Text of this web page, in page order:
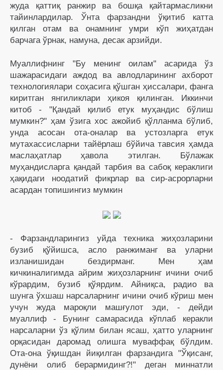
жуда қаттиқ ранжир ва бошқа қайтармасликни
тайинлардилар. Ўнта фарзандни ўқитиб катта
қилган отам ва онамнинг умри кўп жиҳатдан
барчага ўрнак, намуна, десак арзийди.
Муаллифнинг "Бу менинг оилам" асарида ўз
шажарасидаги аждод ва авлодларининг ахборот
технологиялари соҳасига қўшган ҳиссалари, фанга
киритган янгиликлари ҳикоя қилинган. Иккинчи
китоб - "Қандай қилиб етук муҳандис бўлиш
мумкин?" ҳам ўзига хос ажойиб қўлланма бўлиб,
унда асосан ота-оналар ва устозларга етук
мутахассисларни тайёрлаш бўйича тавсия ҳамда
маслаҳатлар ҳавола этилган. Бўлажак
муҳандисларга қандай тарбия ва сабоқ кераклиги
ҳақидаги ноодатий фикрлар ва сир-асрорларни
асардан топишингиз мумкин
- Фарзандларингиз уйда техника жиҳозларини
бузиб қўйишса, асло ранжиманг ва уларни
изланишидан бездирманг. Мен ҳам
кичкиналигимда айрим жиҳозларнинг ичини очиб
кўрардим, бузиб қўярдим. Айниқса, радио ва
шунга ўхшаш нарсаларнинг ичини очиб кўриш мен
учун жуда мароқли машғулот эди, - дейди
муаллиф - Бунинг самарасида кўплаб керакли
нарсаларни ўз қўлим билан ясаш, ҳатто уларнинг
орқасидан даромад олишга муваффақ бўлдим.
Ота-она ўқишдан йиқилган фарзандига "Ўқисанг,
дунёни олиб берармидинг?!" деган миннатли